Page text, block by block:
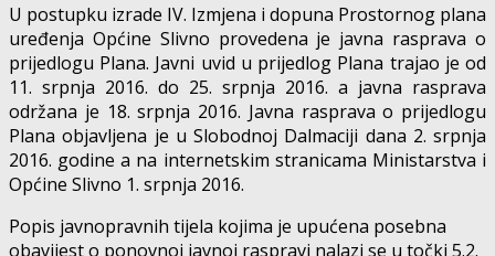
U postupku izrade IV. Izmjena i dopuna Prostornog plana
uređenja Općine Slivno provedena je javna rasprava o
prijedlogu Plana. Javni uvid u prijedlog Plana trajao je od
11. srpnja 2016. do 25. srpnja 2016. a javna rasprava
održana je 18. srpnja 2016. Javna rasprava o prijedlogu
Plana objavljena je u Slobodnoj Dalmaciji dana 2. srpnja
2016. godine a na internetskim stranicama Ministarstva i
Općine Slivno 1. srpnja 2016.
Popis javnopravnih tijela kojima je upućena posebna
obavijest o ponovnoj javnoj raspravi nalazi se u točki 5.2.